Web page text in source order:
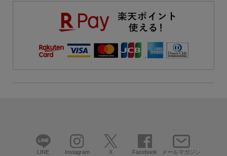
LINE Instagram X Facebook メールマガジン